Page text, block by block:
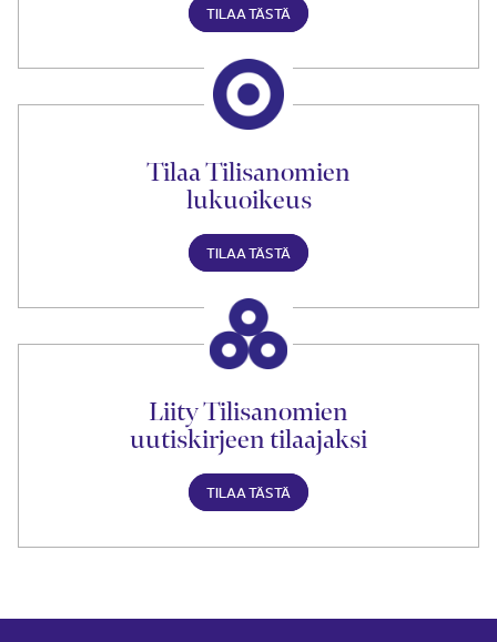
TILAA TÄSTÄ
Tilaa Tilisanomien
lukuoikeus
TILAA TÄSTÄ
Liity Tilisanomien
uutiskirjeen tilaajaksi
TILAA TÄSTÄ